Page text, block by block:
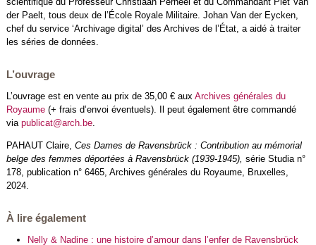
der Paelt, tous deux de l’École Royale Militaire. Johan Van der Eycken,
chef du service ‘Archivage digital’ des Archives de l’État, a aidé à traiter
les séries de données.
L’ouvrage
L’ouvrage est en vente au prix de 35,00 € aux Archives générales du
Royaume(+ frais d’envoi éventuels). Il peut également être commandé
via publicat@arch.be.
PAHAUT Claire, Ces Dames de Ravensbrück : Contribution au mémorial
belge des femmes déportées à Ravensbrück (1939-1945), série Studia n°
178, publication n° 6465, Archives générales du Royaume, Bruxelles,
2024.
À lire également
Nelly & Nadine : une histoire d’amour dans l’enfer de Ravensbrück